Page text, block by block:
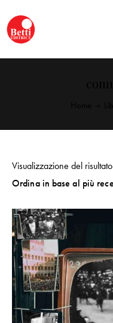
Visualizzazione del risultato